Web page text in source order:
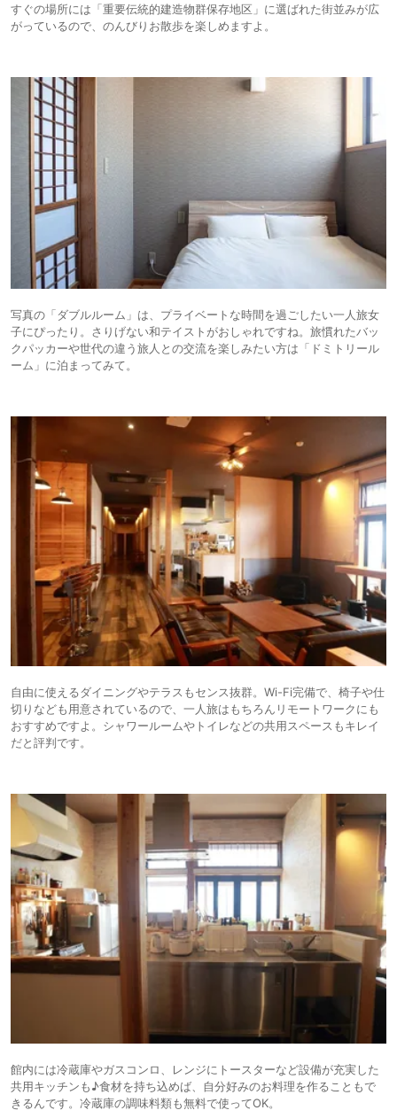
すぐの場所には「重要伝統的建造物群保存地区」に選ばれた街並みが広
がっているので、のんびりお散歩を楽しめますよ。
写真の「ダブルルーム」は、プライベートな時間を過ごしたい一人旅女
子にぴったり。さりげない和テイストがおしゃれですね。旅慣れたバッ
クパッカーや世代の違う旅人との交流を楽しみたい方は「ドミトリール
ーム」に泊まってみて。
自由に使えるダイニングやテラスもセンス抜群。Wi-Fi完備で、椅子や仕
切りなども用意されているので、一人旅はもちろんリモートワークにも
おすすめですよ。シャワールームやトイレなどの共用スペースもキレイ
だと評判です。
館内には冷蔵庫やガスコンロ、レンジにトースターなど設備が充実した
共用キッチンも♪食材を持ち込めば、自分好みのお料理を作ることもで
きるんです。冷蔵庫の調味料類も無料で使ってOK。